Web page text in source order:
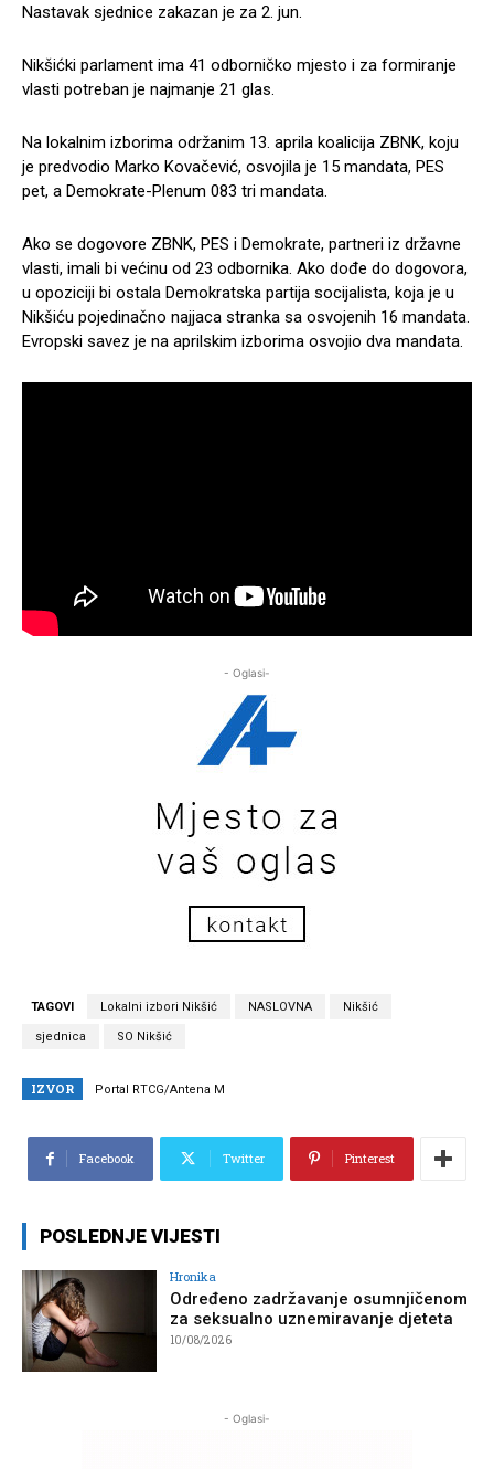
Nastavak sjednice zakazan je za 2. jun.
Nikšićki parlament ima 41 odborničko mjesto i za formiranje
vlasti potreban je najmanje 21 glas.
Na lokalnim izborima održanim 13. aprila koalicija ZBNK, koju
je predvodio Marko Kovačević, osvojila je 15 mandata, PES
pet, a Demokrate-Plenum 083 tri mandata.
Ako se dogovore ZBNK, PES i Demokrate, partneri iz državne
vlasti, imali bi većinu od 23 odbornika. Ako dođe do dogovora,
u opoziciji bi ostala Demokratska partija socijalista, koja je u
Nikšiću pojedinačno najjaca stranka sa osvojenih 16 mandata.
Evropski savez je na aprilskim izborima osvojio dva mandata.
- Oglasi-
TAGOVI Lokalni izbori Nikšić NASLOVNA Nikšić
sjednica SO Nikšić
IZVOR Portal RTCG/Antena M
Facebook Twitter Pinterest
POSLEDNJE VIJESTI
Hronika
Određeno zadržavanje osumnjičenom
za seksualno uznemiravanje djeteta
10/08/2026
- Oglasi-